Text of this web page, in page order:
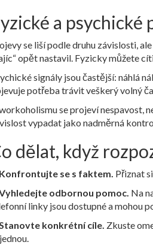
a psychické
se liší podle druhu závislosti,
opět nastavil. Fyzicky můžete
signály jsou častější: náhlá
potřeba trávit veškerý volný
se projeví nespavost,
vypadat jako nadměrná
dělat, když
Konfrontujte se s faktem. Přiznat
odbornou pomoc. Na
linky jsou dostupné a mohou
konkrétní cíle. Zkuste